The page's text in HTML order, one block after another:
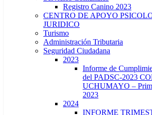
Registro Canino 2023
CENTRO DE APOYO
JURIDICO
Turismo
Administración Tributaria
Seguridad Ciudadana
2023
Informe de
del PADSC-2023
UCHUMAYO –
2023
2024
INFORME